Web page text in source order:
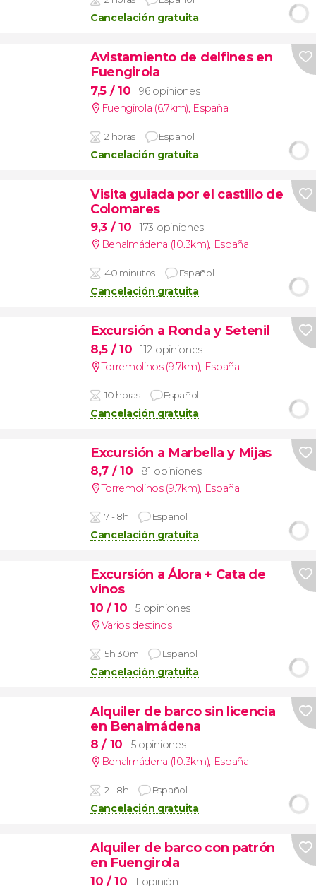
Cancelación gratuita
Avistamiento de delfines en
Fuengirola
7,5 / 10
96 opiniones
Fuengirola (6.7km), España
2 horas Español
Cancelación gratuita
Visita guiada por el castillo de
Colomares
9,3 / 10
173 opiniones
Benalmádena (10.3km), España
40 minutos Español
Cancelación gratuita
Excursión a Ronda y Setenil
8,5 / 10
112 opiniones
Torremolinos (9.7km), España
10 horas Español
Cancelación gratuita
Excursión a Marbella y Mijas
8,7 / 10
81 opiniones
Torremolinos (9.7km), España
7 - 8h Español
Cancelación gratuita
Excursión a Álora + Cata de
vinos
10 / 10
5 opiniones
Varios destinos
5h 30m Español
Cancelación gratuita
Alquiler de barco sin licencia
en Benalmádena
8/ 10
5 opiniones
Benalmádena (10.3km), España
2 - 8h Español
Cancelación gratuita
Alquiler de barco con patrón
en Fuengirola
10 / 10 1 opinión